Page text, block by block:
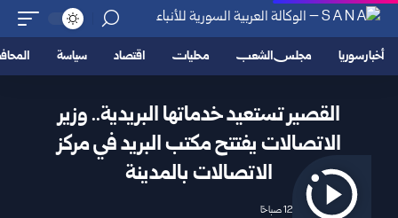
أخبار سوريا مجلس الشعب محليات اقتصاد سياسة
القصير تستعيد خدماتها البريدية.. وزير
الاتصالات يفتتح مكتب البريد في مركز
الاتصالات بالمدينة
2026/04/28 12:20 صباحًا